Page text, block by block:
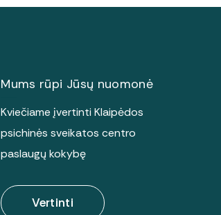
Mums rūpi Jūsų nuomonė
Kviečiame įvertinti Klaipėdos
psichinės sveikatos centro
paslaugų kokybę
Vertinti